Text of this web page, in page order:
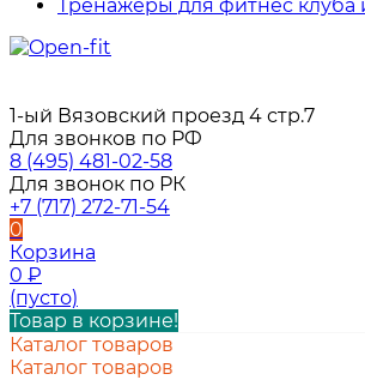
Тренажеры для фитнес клуба
1-ый Вязовский проезд 4 стр.7
Для звонков по РФ
8 (495) 481-02-58
Для звонок по РК
+7 (717) 272-71-54
0
Корзина
0 ₽
(пусто)
Товар в корзине!
Каталог товаров
Каталог товаров